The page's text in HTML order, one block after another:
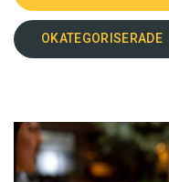
OKATEGORISERADE